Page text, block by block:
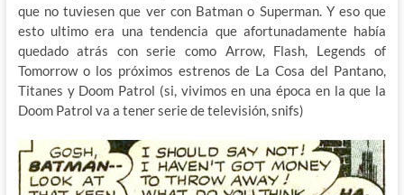
que no tuviesen que ver con Batman o Superman. Y eso que
esto ultimo era una tendencia que afortunadamente había
quedado atrás con serie como Arrow, Flash, Legends of
Tomorrow o los próximos estrenos de La Cosa del Pantano,
Titanes y Doom Patrol (si, vivimos en una época en la que la
Doom Patrol va a tener serie de televisión, snifs)